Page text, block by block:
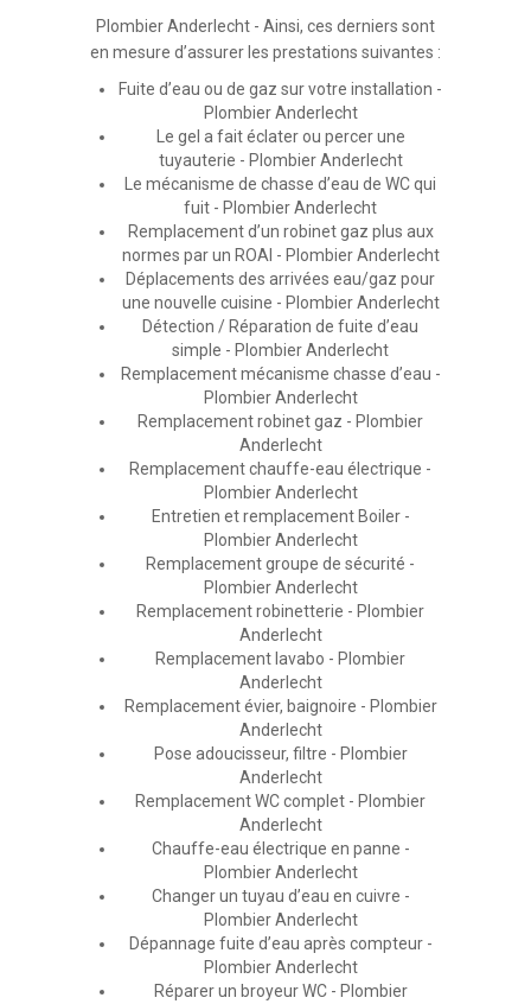
Plombier Anderlecht - Ainsi, ces derniers sont
en mesure d’assurer les prestations suivantes :
Fuite d’eau ou de gaz sur votre installation -
Plombier Anderlecht
Le gel a fait éclater ou percer une
tuyauterie - Plombier Anderlecht
Le mécanisme de chasse d’eau de WC qui
fuit - Plombier Anderlecht
Remplacement d’un robinet gaz plus aux
normes par un ROAI - Plombier Anderlecht
Déplacements des arrivées eau/gaz pour
une nouvelle cuisine - Plombier Anderlecht
Détection / Réparation de fuite d’eau
simple - Plombier Anderlecht
Remplacement mécanisme chasse d’eau -
Plombier Anderlecht
Remplacement robinet gaz - Plombier
Anderlecht
Remplacement chauffe-eau électrique -
Plombier Anderlecht
Entretien et remplacement Boiler -
Plombier Anderlecht
Remplacement groupe de sécurité -
Plombier Anderlecht
Remplacement robinetterie - Plombier
Anderlecht
Remplacement lavabo - Plombier
Anderlecht
Remplacement évier, baignoire - Plombier
Anderlecht
Pose adoucisseur, filtre - Plombier
Anderlecht
Remplacement WC complet - Plombier
Anderlecht
Chauffe-eau électrique en panne -
Plombier Anderlecht
Changer un tuyau d’eau en cuivre -
Plombier Anderlecht
Dépannage fuite d’eau après compteur -
Plombier Anderlecht
Réparer un broyeur WC - Plombier